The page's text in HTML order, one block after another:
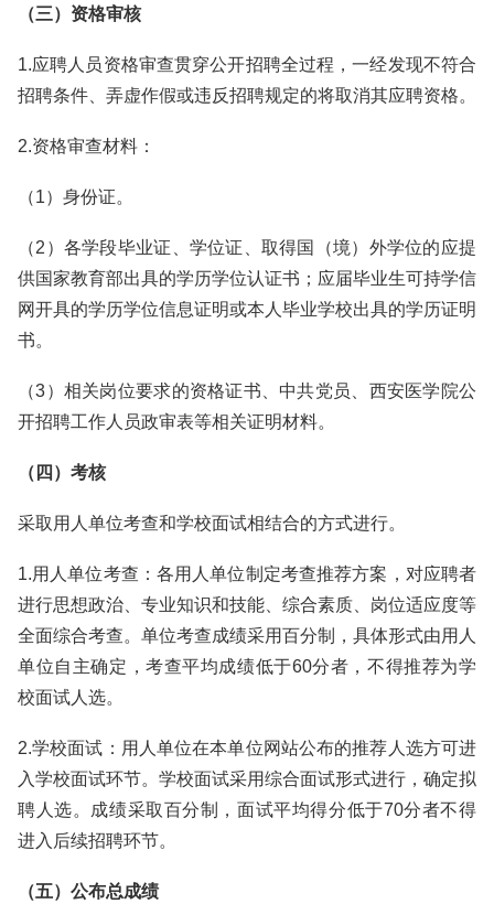
（三）资格审核
1.应聘人员资格审查贯穿公开招聘全过程，一经发现不符合
招聘条件、弄虚作假或违反招聘规定的将取消其应聘资格。
2.资格审查材料：
（1）身份证。
（2）各学段毕业证、学位证、取得国（境）外学位的应提
供国家教育部出具的学历学位认证书；应届毕业生可持学信
网开具的学历学位信息证明或本人毕业学校出具的学历证明
书。
（3）相关岗位要求的资格证书、中共党员、西安医学院公
开招聘工作人员政审表等相关证明材料。
（四）考核
采取用人单位考查和学校面试相结合的方式进行。
1.用人单位考查：各用人单位制定考查推荐方案，对应聘者
进行思想政治、专业知识和技能、综合素质、岗位适应度等
全面综合考查。单位考查成绩采用百分制，具体形式由用人
单位自主确定，考查平均成绩低于60分者，不得推荐为学
校面试人选。
2.学校面试：用人单位在本单位网站公布的推荐人选方可进
入学校面试环节。学校面试采用综合面试形式进行，确定拟
聘人选。成绩采取百分制，面试平均得分低于70分者不得
进入后续招聘环节。
（五）公布总成绩